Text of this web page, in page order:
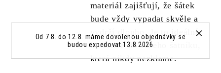
Od 7.8. do 12.8. máme dovolenou objednávky se
budou expedovat 13.8.2026
materiál zajišťují, že šátek
bude vždy vypadat skvěle a
vydrží dlouho. Je to ideální
investice do vašeho šatníku,
která nikdy nezklame.